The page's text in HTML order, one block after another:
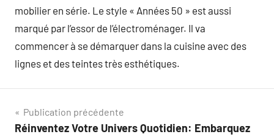
mobilier en série. Le style « Années 50 » est aussi
marqué par l’essor de l’électroménager. Il va
commencer à se démarquer dans la cuisine avec des
lignes et des teintes très esthétiques.
Navigation
Publication précédente
Réinventez Votre Univers Quotidien: Embarquez